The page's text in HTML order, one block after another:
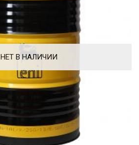
НЕТ В НАЛИЧИИ